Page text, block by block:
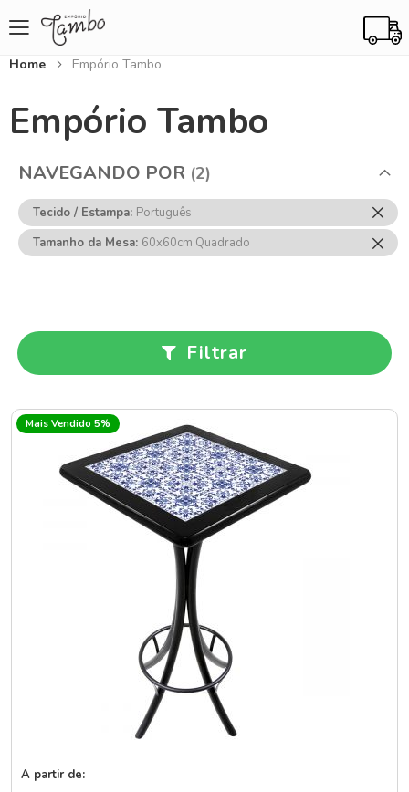
Home Empório Tambo
Empório Tambo
Filtrar
Mais Vendido 5%
A partir de:
NAVEGANDO POR
Tecido / Estampa Português
Esse
Item
Tamanho da Mesa 60x60cm Quadrado
Esse